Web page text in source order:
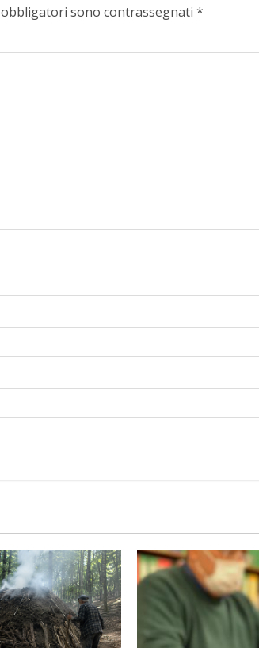
obbligatori sono contrassegnati *